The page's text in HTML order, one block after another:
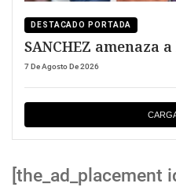
DESTACADO PORTADA
SANCHEZ
7 De Agosto De 2026
[the_ad_placement